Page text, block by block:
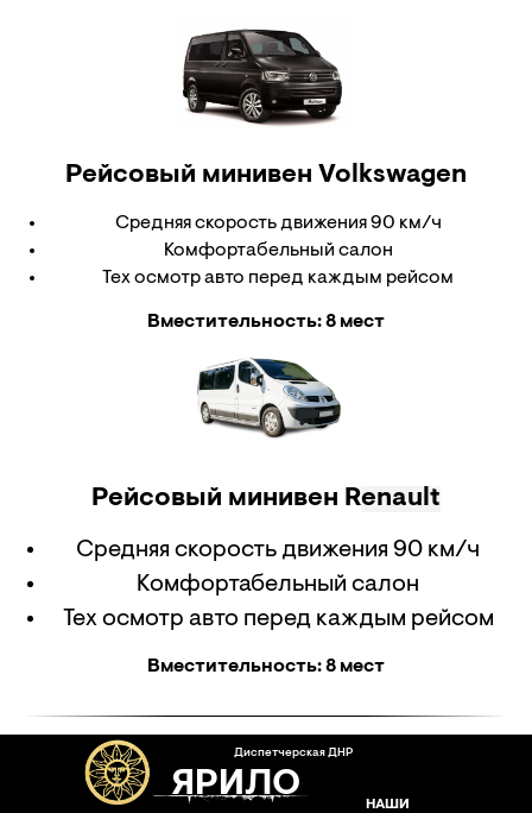
Рейсовый минивен Volkswagen
Средняя скорость движения 90 км/ч
Комфортабельный салон
Тех осмотр авто перед каждым рейсом
Вместительность: 8 мест
Рейсовый минивен Renault
Средняя скорость движения 90 км/ч
Комфортабельный салон
Тех осмотр авто перед каждым рейсом
Вместительность: 8 мест
Диспетчерская ДНР
ЯРИЛО
НАШИ